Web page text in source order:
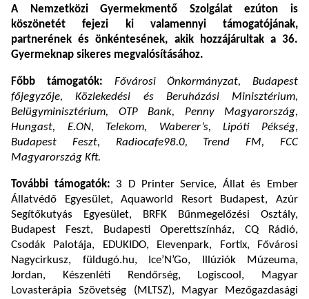
A Nemzetközi Gyermekmentő Szolgálat ezúton is
köszönetét fejezi ki valamennyi támogatójának,
partnerének és önkéntesének, akik hozzájárultak a 36.
Gyermeknap sikeres megvalósításához.
Főbb támogatók: Fővárosi Önkormányzat, Budapest
főjegyzője, Közlekedési és Beruházási Minisztérium,
Belügyminisztérium, OTP Bank, Penny Magyarország,
Hungast, E.ON, Telekom, Waberer’s, Lipóti Pékség,
Budapest Feszt, Radiocafe98.0, Trend FM, FCC
Magyarország Kft.
További támogatók: 3 D Printer Service, Állat és Ember
Állatvédő Egyesület, Aquaworld Resort Budapest, Azúr
Segítőkutyás Egyesület, BRFK Bűnmegelőzési Osztály,
Budapest Feszt, Budapesti Operettszínház, CQ Rádió,
Csodák Palotája, EDUKIDO, Elevenpark, Fortix, Fővárosi
Nagycirkusz, füldugó.hu, Ice’N’Go, Illúziók Múzeuma,
Jordan, Készenléti Rendőrség, Logiscool, Magyar
Lovasterápia Szövetség (MLTSZ), Magyar Mezőgazdasági